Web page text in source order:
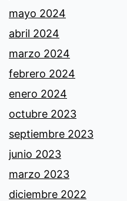
mayo 2024
abril 2024
marzo 2024
febrero 2024
enero 2024
octubre 2023
septiembre 2023
junio 2023
marzo 2023
diciembre 2022